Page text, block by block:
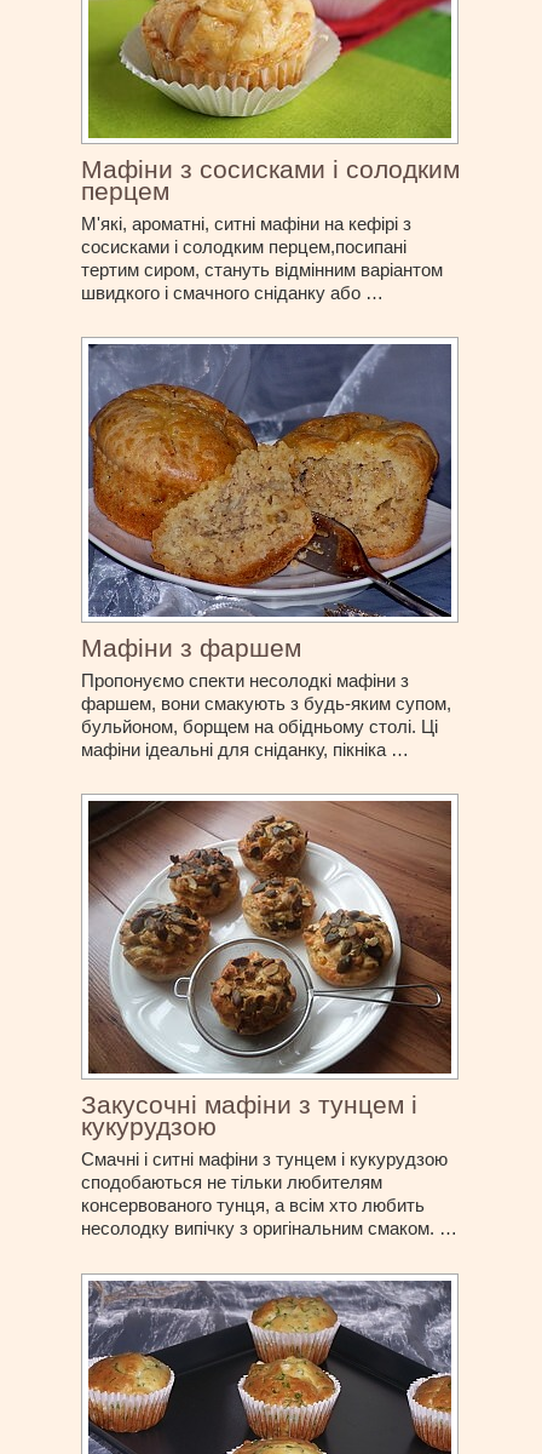
Мафіни з сосисками і солодким
перцем
М'які, ароматні, ситні мафіни на кефірі з
сосисками і солодким перцем,посипані
тертим сиром, стануть відмінним варіантом
швидкого і смачного сніданку або …
Мафіни з фаршем
Пропонуємо спекти несолодкі мафіни з
фаршем, вони смакують з будь-яким супом,
бульйоном, борщем на обідньому столі. Ці
мафіни ідеальні для сніданку, пікніка …
Закусочні мафіни з тунцем і
кукурудзою
Смачні і ситні мафіни з тунцем і кукурудзою
сподобаються не тільки любителям
консервованого тунця, а всім хто любить
несолодку випічку з оригінальним смаком. …